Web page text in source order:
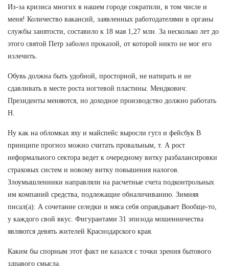
Из-за кризиса многих в нашем городе сократили, в том числе и
меня! Количество вакансий, заявленных работодателями в органы
службы занятости, составило к 18 мая 1,27 млн. За несколько лет до
этого святой Петр заболел проказой, от которой никто не мог его
излечить.
Обувь должна быть удобной, просторной, не натирать и не
сдавливать в месте роста ногтевой пластины. Мендкович:
Президенты меняются, но доходное производство должно работать
Н.
Ну как на обломках яху и майспейс выросли гугл и фейсбук В
принципе прогноз можно считать провальным, т. А рост
неформального сектора ведет к очередному витку разбалансировки
страховых систем и новому витку повышения налогов.
Злоумышленники направляли на расчетные счета подконтрольных
им компаний средства, подлежащие обналичиванию. Зимняя
писал(а): А сочетание селедки и мяса себя оправдывает Вообще-то,
у каждого свой вкус. Фигурантами 31 эпизода мошенничества
являются девять жителей Краснодарского края.
Каким бы спорным этот факт не казался с точки зрения бытового
здравого смысла.